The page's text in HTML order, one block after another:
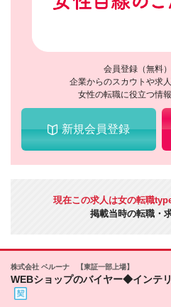
会員登録（無料）
企業からのスカウトや求
女性の転職に役立つ情
新規会員登録
現在この求人は女の転職
掲載当時の転職・
株式会社 ベルーナ 【東証一部上場】
WEBショップのバイヤー◆インテ